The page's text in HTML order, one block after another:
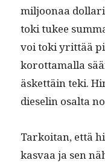
miljoon­aa
toki tukee
voi toki yrit­tää
korot­ta­mal­la
äsket­täin teki.
dieselin osalta
Tarkoi­tan, että
kas­vaa ja sen